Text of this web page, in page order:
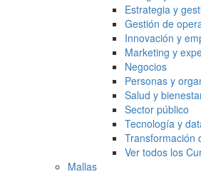
Estrategia y
Gestión de
Innovación y
Marketing y
Negocios
Personas y
Salud y
Sector público
Tecnología y
Transformación
Ver todos los
Mallas